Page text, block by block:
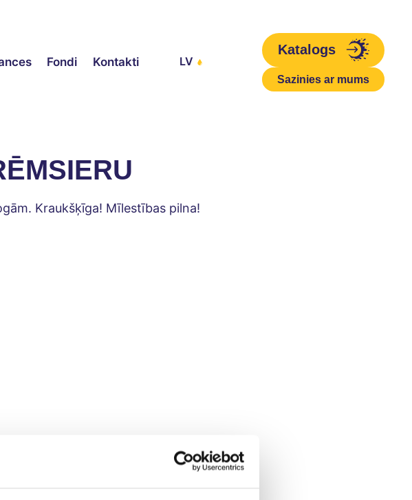
Fondi Kontakti LV
Katalogs
Sazinies ar mums
Kraukšķīga! Mīlestības pilna!